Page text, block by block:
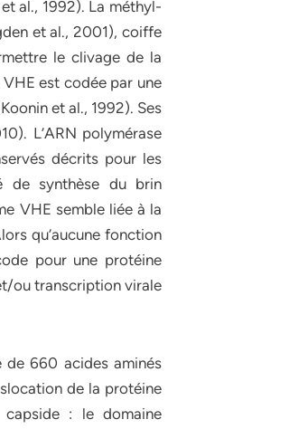
al., 1992). La méthyl-
et al., 2001), coiffe
le clivage de la
est codée par une
et al., 1992). Ses
L’ARN polymérase
décrits pour les
de synthèse du brin
VHE semble liée à la
qu’aucune fonction
pour une protéine
ou transcription virale
de 660 acides aminés
de la protéine
: le domaine